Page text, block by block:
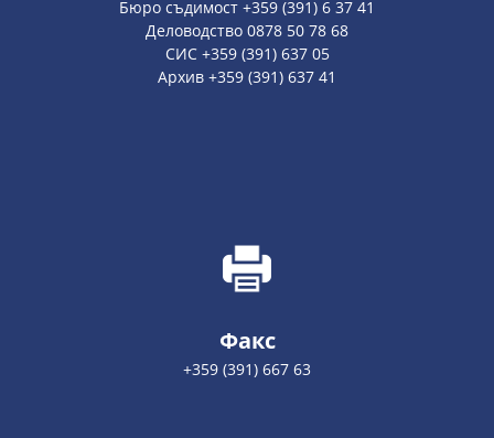
Бюро съдимост +359 (391) 6 37 41
Деловодство 0878 50 78 68
СИС +359 (391) 637 05
Архив +359 (391) 637 41
Факс
+359 (391) 667 63